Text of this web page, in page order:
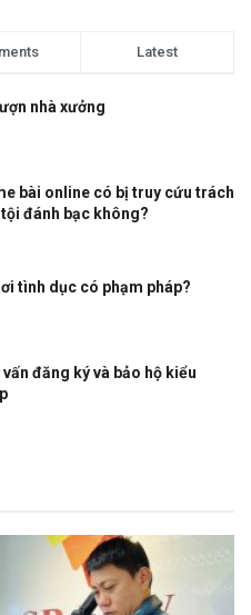
Latest
nhà xưởng
bài online có bị truy cứu trách
đánh bạc không?
tình dục có phạm pháp?
đăng ký và bảo hộ kiểu